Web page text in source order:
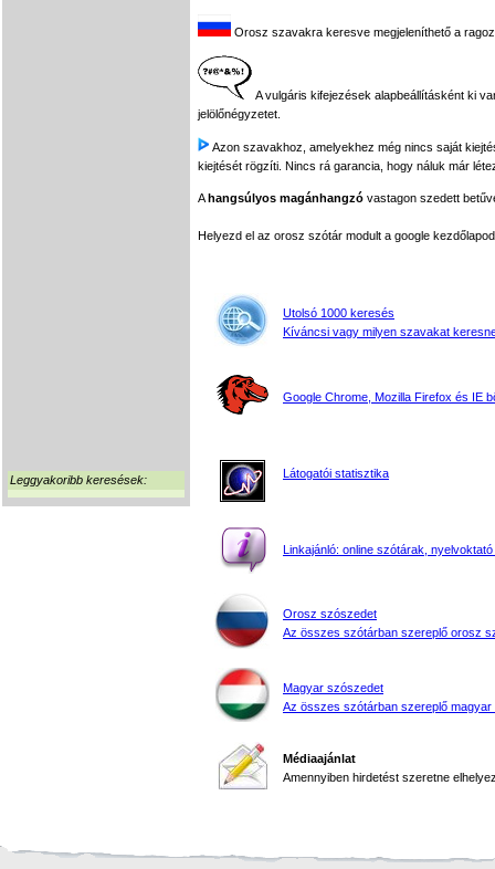
Leggyakoribb keresések:
Orosz szavakra keresve megjeleníthető a
A vulgáris kifejezések alapbeállításként ki
jelölőnégyzetet.
Azon szavakhoz, amelyekhez még nincs saját
kiejtését rögzíti. Nincs rá garancia, hogy náluk már
Ahangsúlyos magánhangzó vastagon szedett
Helyezd el az orosz szótár modult a google
Utolsó 1000 keresés
Kíváncsi vagy milyen szavakat
Google Chrome, Mozilla Firefox és IE
Látogatói statisztika
Linkajánló: online szótárak, nyelvoktató
Orosz szószedet
Az összes szótárban szereplő orosz
Magyar szószedet
Az összes szótárban szereplő magyar
Médiaajánlat
Amennyiben hirdetést szeretne